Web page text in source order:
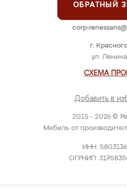
2015 - 2026 ©
Мебель от
ИНН:
ОГРНИП:
г.
ул.
СХЕМА
Добавить в
ОБРАТНЫЙ
corp-